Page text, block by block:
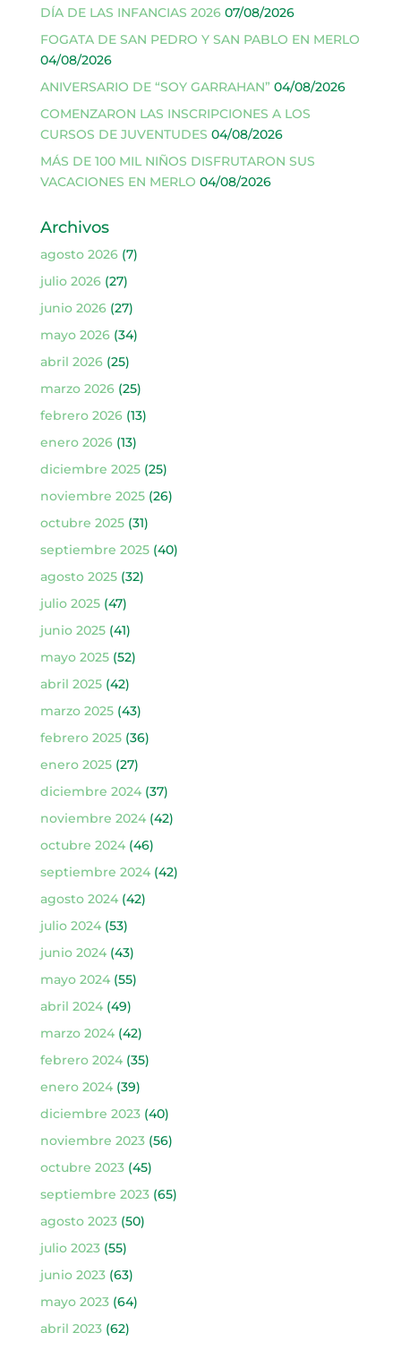
DÍA DE LAS INFANCIAS 2026 07/08/2026
FOGATA DE SAN PEDRO Y SAN PABLO EN MERLO
04/08/2026
ANIVERSARIO DE “SOY GARRAHAN” 04/08/2026
COMENZARON LAS INSCRIPCIONES A LOS
CURSOS DE JUVENTUDES 04/08/2026
MÁS DE 100 MIL NIÑOS DISFRUTARON SUS
VACACIONES EN MERLO 04/08/2026
Archivos
agosto 2026(7)
julio 2026(27)
junio 2026(27)
mayo 2026(34)
abril 2026(25)
marzo 2026(25)
febrero 2026(13)
enero 2026(13)
diciembre 2025(25)
noviembre 2025(26)
octubre 2025(31)
septiembre 2025(40)
agosto 2025(32)
julio 2025(47)
junio 2025(41)
mayo 2025(52)
abril 2025(42)
marzo 2025(43)
febrero 2025(36)
enero 2025(27)
diciembre 2024(37)
noviembre 2024(42)
octubre 2024(46)
septiembre 2024(42)
agosto 2024(42)
julio 2024(53)
junio 2024(43)
mayo 2024(55)
abril 2024(49)
marzo 2024(42)
febrero 2024(35)
enero 2024(39)
diciembre 2023(40)
noviembre 2023(56)
octubre 2023(45)
septiembre 2023(65)
agosto 2023(50)
julio 2023(55)
junio 2023(63)
mayo 2023(64)
abril 2023(62)